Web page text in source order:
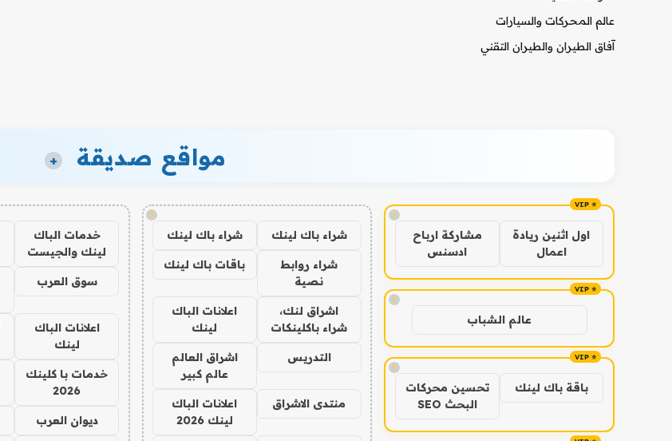
عالم المحركات والسيارات
آفاق الطيران والطيران التقني
مواقع صديقة +
!
اول اثنين ريادة
اعمال
مشاركة ارباح
ادسنس
!
عالم الشباب
!
باقة باك لينك
تحسين محركات
البحث SEO
!
شراء باك لينك شراء باك لينك
شراء روابط
نصية
باقات باك لينك
اشراق لنك،
شراء باكلينكات
اعلانات الباك
لينك
التدريس
اشراق العالم
عالم كبير
منتدى الاشراق
اعلانات الباك
لينك 2026
خدمات الباك
لينك والجيست
سوق العرب
اعلانات الباك
لينك
خدمات با كلينك
2026
ديوان العرب